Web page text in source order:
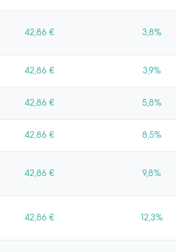
42,86 € 3,8%
42,86 € 3,9%
42,86 € 5,8%
42,86 € 8,5%
42,86 € 9,8%
42,86 € 12,3%